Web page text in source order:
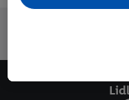
Jouw voordelen bij ons
analyseren van
gepersonaliseerde
gegevens over jouw
Als je hier toestemming